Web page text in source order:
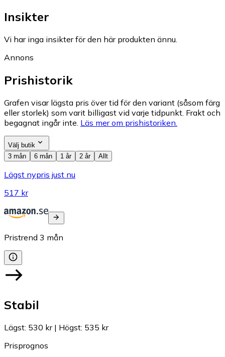
Insikter
Vi har inga insikter för den här produkten ännu.
Annons
Prishistorik
Grafen visar lägsta pris över tid för den variant (såsom färg
eller storlek) som varit billigast vid varje tidpunkt. Frakt och
begagnat ingår inte. Läs mer om prishistoriken.
Välj butik
3 mån
6 mån 1 år 2 år Allt
Lägst nypris just nu
517 kr
Pristrend 3 mån
Stabil
Lägst: 530 kr| Högst: 535 kr
Prisprognos